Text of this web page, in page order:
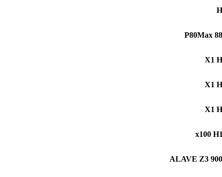
P80Max
X1
X1
X1
x100
ALAVE Z3